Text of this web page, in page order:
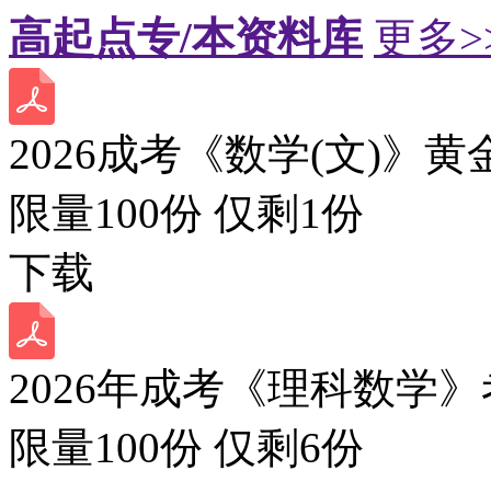
高起点专/本资料库 更多
2026成考《数学(文)》黄
限量100份 仅剩 1份
下载
2026年成考《理科数学
限量100份 仅剩 6份